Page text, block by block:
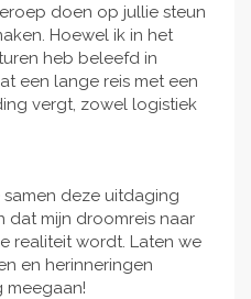
doen op jullie steun
Hoewel ik in het
heb beleefd in
een lange reis met een
vergt, zowel logistiek
deze uitdaging
dat mijn droomreis naar
realiteit wordt. Laten we
en herinneringen
meegaan!